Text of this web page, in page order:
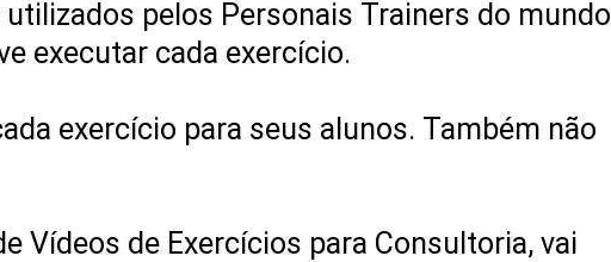
pelos Personais Trainers do mundo
executar cada exercício.
exercício para seus alunos. Também não
Vídeos de Exercícios para Consultoria, vai